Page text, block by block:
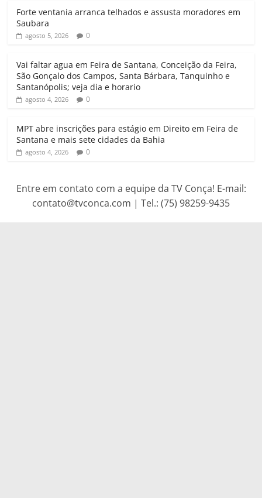
p
p
o
r
a
Forte ventania arranca telhados e assusta moradores em
Saubara
agosto 5, 2026 0
Vai faltar agua em Feira de Santana, Conceição da Feira,
São Gonçalo dos Campos, Santa Bárbara, Tanquinho e
Santanópolis; veja dia e horario
agosto 4, 2026 0
MPT abre inscrições para estágio em Direito em Feira de
Santana e mais sete cidades da Bahia
agosto 4, 2026 0
Entre em contato com a equipe da TV Conça! E-mail:
contato@tvconca.com | Tel.: (75) 98259-9435